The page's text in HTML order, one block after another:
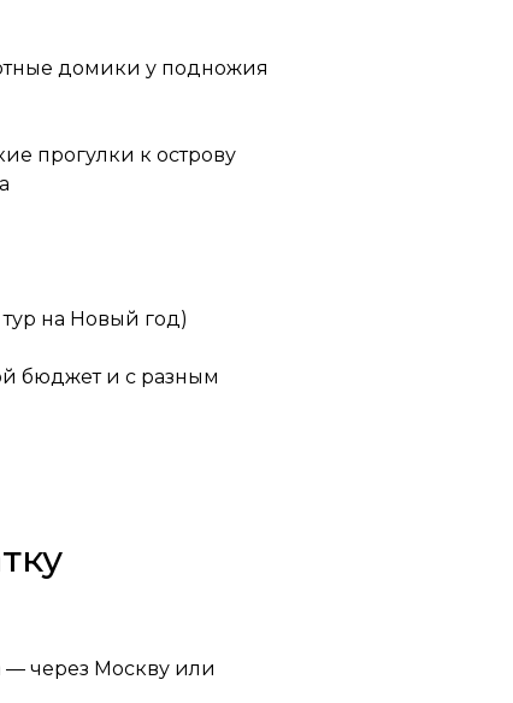
домики у подножия
прогулки к острову
на Новый год)
бюджет и с разным
— через Москву или